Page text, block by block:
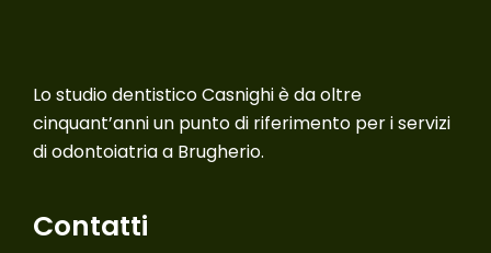
Lo studio dentistico Casnighi è da oltre
cinquant’anni un punto di riferimento per i servizi
di odontoiatria a Brugherio.
Contatti